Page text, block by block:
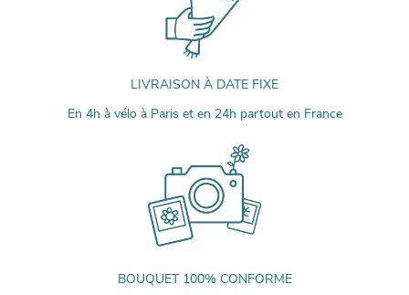
LIVRAISON À DATE FIXE
En 4h à vélo à Paris et en 24h partout en France
BOUQUET 100% CONFORME